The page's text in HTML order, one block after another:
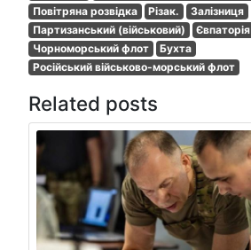
Повітряна розвідка
Різак. Залізниця
Партизанський (військовий)
Євпаторія
Чорноморський флот
Бухта
Російський військово-морський флот
Related posts